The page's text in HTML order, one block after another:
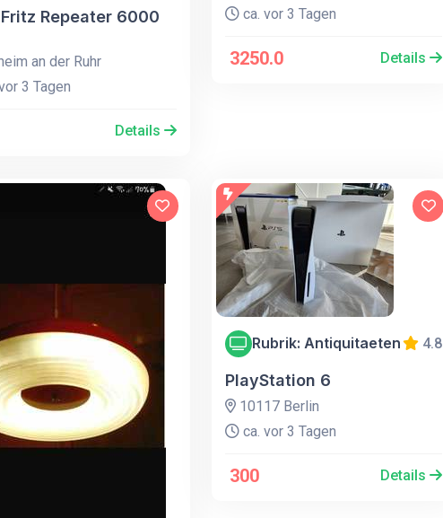
Repeater 6000
an der Ruhr
3 Tagen
Details
ca. vor 3 Tagen
3250.0 Details
Rubrik: Antiquitaeten 4.8
PlayStation 6
10117 Berlin
ca. vor 3 Tagen
300 Details